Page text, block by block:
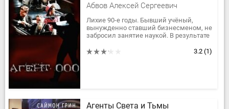
Абвов Алексей Сергеевич
Лихие 90-е годы. Бывший учёный,
вынужденно ставший бизнесменом, не
забросил занятие наукой. В результате
пространственно-временной...
3.2 (1)
Агенты Света и Тьмы